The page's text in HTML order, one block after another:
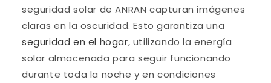
seguridad solar de ANRAN capturan imágenes
claras en la oscuridad. Esto garantiza una
seguridad en el hogar, utilizando la energía
solar almacenada para seguir funcionando
durante toda la noche y en condiciones